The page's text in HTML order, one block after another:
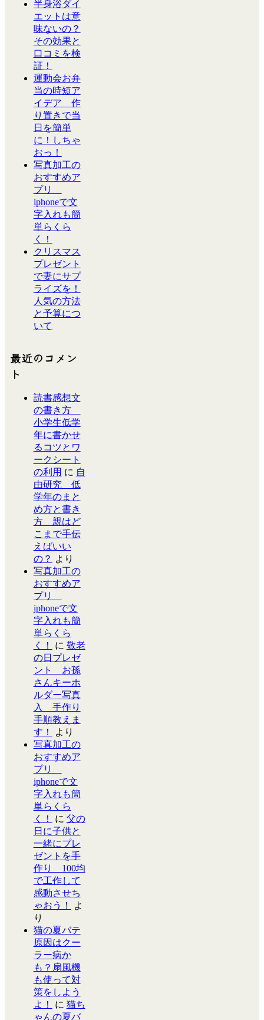
半身浴ダイ
エットは意
味ないの？
その効果と
口コミを検
証！
運動会お弁
当の時短ア
イデア 作
り置きで当
日を簡単
に！しちゃ
おっ！
写真加工の
おすすめア
プリ
iphoneで文
字入れも簡
単らくら
く！
クリスマス
プレゼント
で妻にサプ
ライズを！
人気の方法
と予算につ
いて
最近のコメン
ト
読書感想文
の書き方
小学生低学
年に書かせ
るコツとワ
ークシート
の利用 に 自
由研究 低
学年のまと
め方と書き
方 親はど
こまで手伝
えばいい
の？ より
写真加工の
おすすめア
プリ
iphoneで文
字入れも簡
単らくら
く！
に 敬老
の日プレゼ
ント お孫
さんキーホ
ルダー写真
入 手作り
手順教えま
す！
より
写真加工の
おすすめア
プリ
iphoneで文
字入れも簡
単らくら
く！
に 父の
日に子供と
一緒にプレ
ゼントを手
作り 100均
で工作して
感動させち
ゃおう！
よ
り
猫の夏バテ
原因はクー
ラー病か
も？扇風機
も使って対
策をしよう
よ！
に 猫ち
ゃんの夏バ